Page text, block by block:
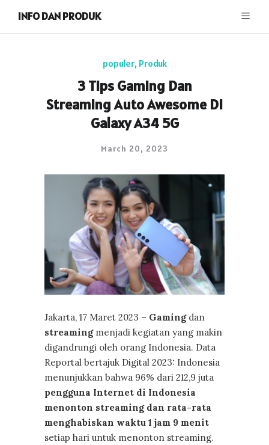
INFO DAN PRODUK
populer, Produk
3 Tips Gaming Dan
Streaming Auto Awesome Di
Galaxy A34 5G
March 20, 2023
Jakarta, 17 Maret 2023 – Gamingdan
streamingmenjadi kegiatan yang makin
digandrungi oleh orang Indonesia. Data
Reportal bertajuk Digital 2023: Indonesia
menunjukkan bahwa 96% dari 212,9 juta
pengguna Internet di Indonesia
menonton streaming dan rata-rata
menghabiskan waktu 1 jam 9 menit
setiap hari untuk menonton streaming.